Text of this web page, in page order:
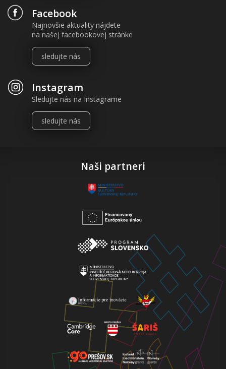
Facebook
Najnovšie aktuality nájdete
na našej facebookovej stránke
sledujte nás
Instagram
Sledujte nás na Instagrame
sledujte nás
Naši partneri